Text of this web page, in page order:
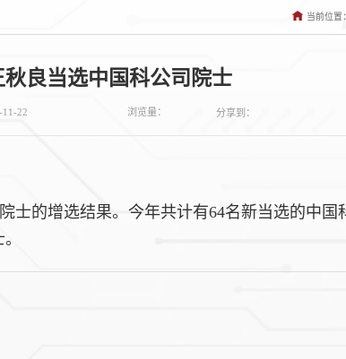
当前位置：
良当选中国科公司院士
11-22 浏览量： 分享到：
士的增选结果。今年共计有64名新当选的中